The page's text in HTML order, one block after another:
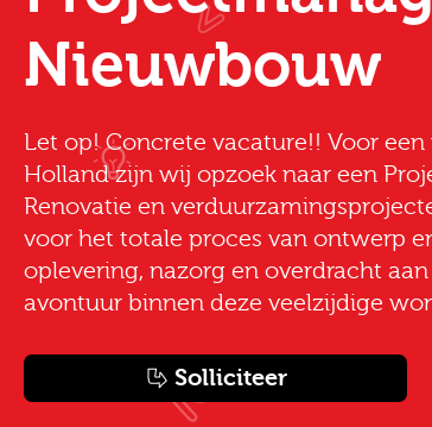
Nieuwbouw
Let op! Concrete vacature!! Voor
Holland zijn wij opzoek naar een
Renovatie en
voor het totale proces van ontwerp
oplevering, nazorg en overdracht
avontuur binnen deze veelzijdige
Solliciteer